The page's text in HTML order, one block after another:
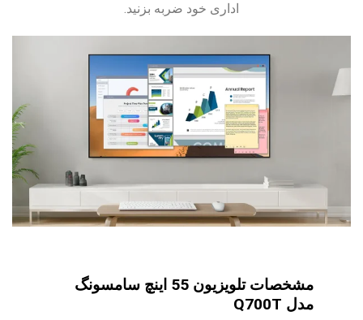
اداری خود ضربه بزنید.
مشخصات تلویزیون 55 اینچ سامسونگ
مدل Q700T